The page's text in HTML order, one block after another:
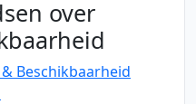
over
Beschikbaarheid